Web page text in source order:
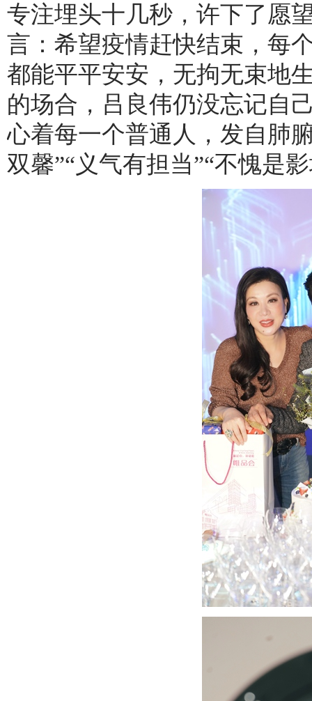
专注埋头十几秒，许下了愿
言：希望疫情赶快结束，每
都能平平安安，无拘无束地
的场合，吕良伟仍没忘记自
心着每一个普通人，发自肺
双馨”“义气有担当”“不愧是